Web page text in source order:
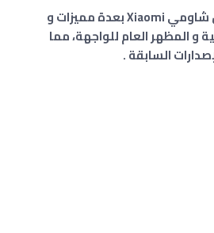
يأتي تحديث miui 12 من شاومي Xiaomi بعدة مميزات و
المظهر العام للواجهة، مما
السابقة .